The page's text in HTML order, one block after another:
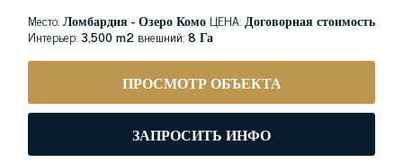
Место:Ломбардия - Озеро Комо ЦЕНА:Договорная стоимость
Интерьер:3,500 m2 внешний:8 Га
ПРОСМОТР ОБЪЕКТА
ЗАПРОСИТЬ ИНФО